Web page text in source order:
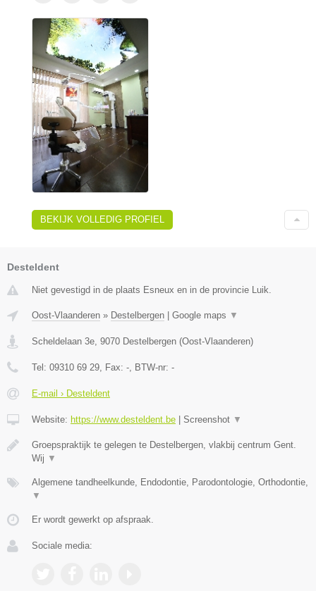
BEKIJK VOLLEDIG PROFIEL
Desteldent
Niet gevestigd in de plaats Esneux en in de provincie Luik.
Oost-Vlaanderen » Destelbergen Google maps ▼
Scheldelaan 3e 9070 Destelbergen (Oost-Vlaanderen)
Tel: 09310 69 29 , Fax: - , BTW-nr: -
E-mail › Desteldent
Website: https://www.desteldent.be Screenshot ▼
Groepspraktijk te gelegen te Destelbergen, vlakbij centrum Gent.
Wij ▼
Algemene tandheelkunde, Endodontie, Parodontologie, Orthodontie,
▼
Er wordt gewerkt op afspraak.
Sociale media: